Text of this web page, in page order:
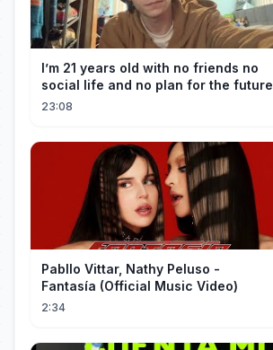
I’m 21 years old with no friends no
social life and no plan for the future
23:08
Pabllo Vittar, Nathy Peluso -
Fantasía (Official Music Video)
2:34